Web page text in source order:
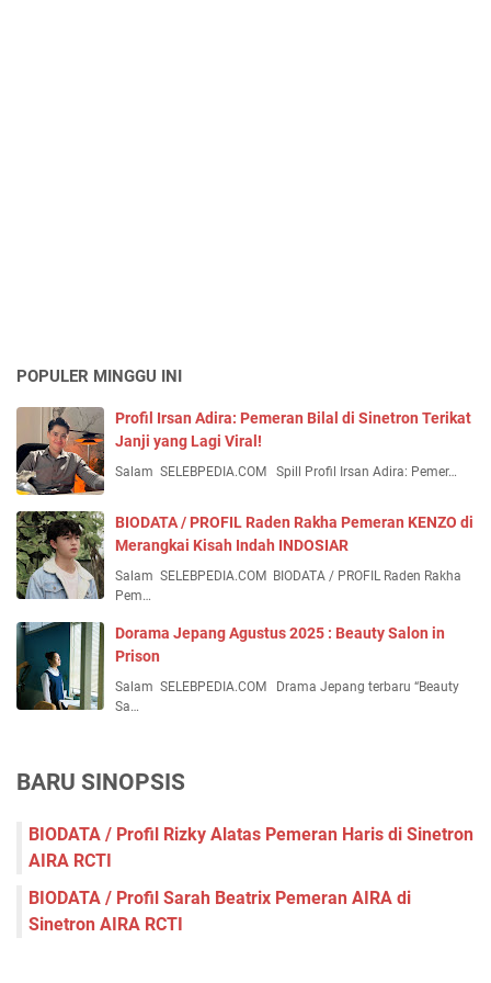
POPULER MINGGU INI
Profil Irsan Adira: Pemeran Bilal di Sinetron Terikat
Janji yang Lagi Viral!
Salam SELEBPEDIA.COM Spill Profil Irsan Adira: Pemer…
BIODATA / PROFIL Raden Rakha Pemeran KENZO di
Merangkai Kisah Indah INDOSIAR
Salam SELEBPEDIA.COM BIODATA / PROFIL Raden Rakha
Pem…
Dorama Jepang Agustus 2025 : Beauty Salon in
Prison
Salam SELEBPEDIA.COM Drama Jepang terbaru “Beauty
Sa…
BARU SINOPSIS
BIODATA / Profil Rizky Alatas Pemeran Haris di Sinetron
AIRA RCTI
BIODATA / Profil Sarah Beatrix Pemeran AIRA di
Sinetron AIRA RCTI